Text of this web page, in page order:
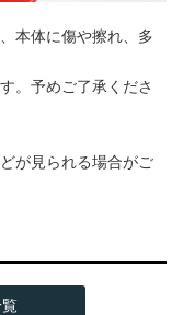
本体に傷や擦れ、多
。予めご了承くださ
が見られる場合がご